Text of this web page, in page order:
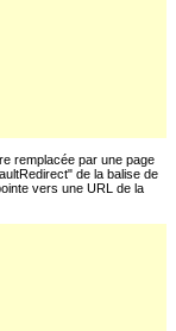
remplacée par une page
de la balise de
vers une URL de la